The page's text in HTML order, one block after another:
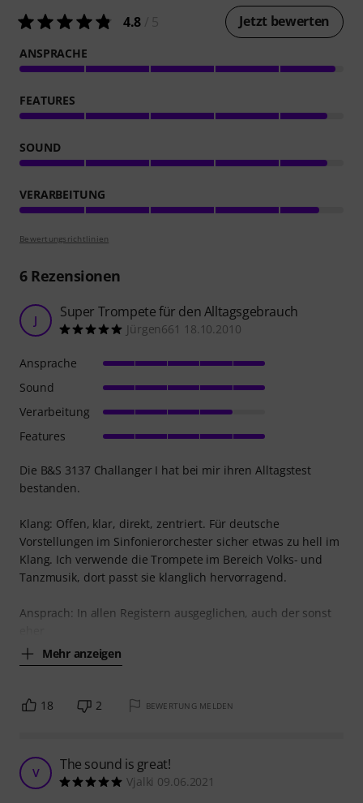
4.8 Jetzt bewerten
ANSPRACHE
FEATURES
SOUND
VERARBEITUNG
Bewertungsrichtlinien
6Rezensionen
J Super Trompete für den Alltagsgebrauch
Jürgen661 18.10.2010
Die B&S 3137 Challanger I hat bei mir ihren Alltagstest
bestanden.
Klang: Offen, klar, direkt, zentriert. Für deutsche
Vorstellungen im Sinfonierorchester sicher etwas zu hell im
Klang. Ich verwende die Trompete im Bereich Volks- und
Tanzmusik, dort passt sie klanglich hervorragend.
Ansprach: In allen Registern ausgeglichen, auch der sonst
Mehr anzeigen
Ansprache
Sound
Verarbeitung
Features
18 2 BEWERTUNG MELDEN
V The sound is great!
Vjalki 09.06.2021